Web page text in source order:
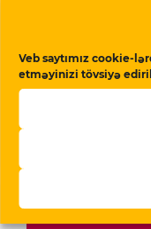
Veb saytımız cookie-
etməyinizi tövsiyə
Bəhruz
həbs edilib
Dəstək